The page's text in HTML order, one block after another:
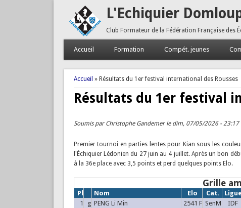
L'Echiquier
Club Formateur de la Fédération Française des
Accueil Formation Compét. jeunes
Vous êtes ici
Accueil » Résultats du 1er festival international des Rousses
Résultats du 1er festival
Soumis par Christophe Gandemerle dim, 07/05/2026 - 23:17
Premier tournoi en parties lentes pour Kian sous les
l'Échiquier Lédonien du 27 juin au 4 juillet. Après un bon
à la 36e place avec 3,5 points et perd quelques points Elo.
Grille
Pl Nom Elo Cat.
1
g PENG Li Min 2541 F SenM IDF